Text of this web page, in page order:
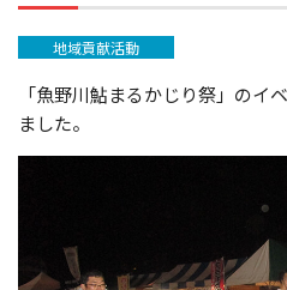
地域貢献活動
「魚野川鮎まるかじり祭」のイ
ました。